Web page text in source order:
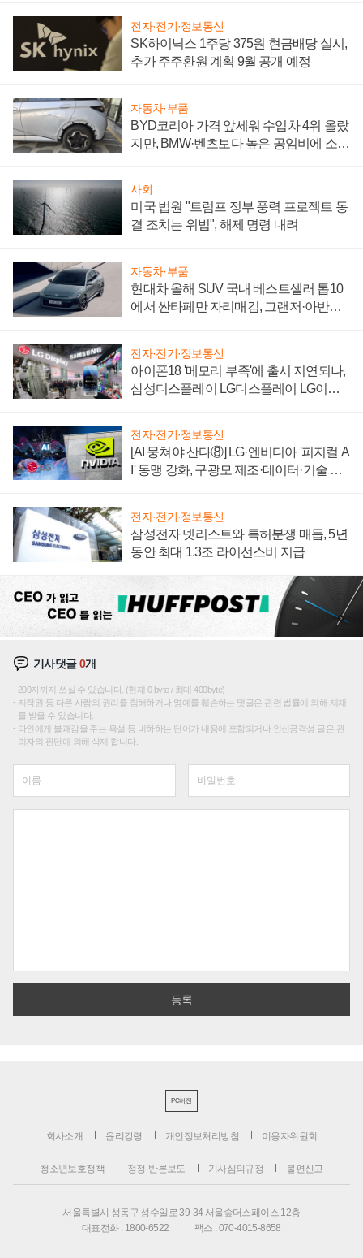
전자·전기·정보통신
SK하이닉스 1주당 375원 현금배당 실시,
추가 주주환원 계획 9월 공개 예정
자동차·부품
BYD코리아 가격 앞세워 수입차 4위 올랐
지만, BMW·벤츠보다 높은 공임비에 소비
사회
미국 법원 "트럼프 정부 풍력 프로젝트 동
결 조치는 위법", 해제 명령 내려
자동차·부품
현대차 올해 SUV 국내 베스트셀러 톱10
에서 싼타페만 자리매김, 그랜저·아반떼
전자·전기·정보통신
아이폰18 '메모리 부족'에 출시 지연되나,
삼성디스플레이 LG디스플레이 LG이노
전자·전기·정보통신
[AI 뭉쳐야 산다⑧] LG·엔비디아 '피지컬 A
I' 동맹 강화, 구광모 제조·데이터·기술 결
전자·전기·정보통신
삼성전자 넷리스트와 특허분쟁 매듭, 5년
동안 최대 1.3조 라이선스비 지급
기사댓글0개
200자까지 쓰실 수 있습니다. (현재 0 byte / 최대 400byte)
저작권 등 다른 사람의 권리를 침해하거나 명예를 훼손하는 댓글은 관련 법률에 의해 제재
를 받을 수 있습니다.
타인에게 불쾌감을 주는 욕설 등 비하하는 단어가 내용에 포함되거나 인신공격성 글은 관
리자의 판단에 의해 삭제 합니다.
PC버전
회사소개 윤리강령 개인정보처리방침 이용자위원회
청소년보호정책 정정·반론보도 기사심의규정 불편신고
서울특별시 성동구 성수일로 39-34 서울숲더스페이스 12층
대표전화 : 1800-6522
팩스 : 070-4015-8658